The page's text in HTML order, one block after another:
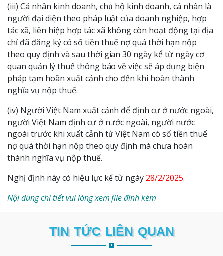
(iii) Cá nhân kinh doanh, chủ hộ kinh doanh, cá nhân là
người đại diện theo pháp luật của doanh nghiệp, hợp
tác xã, liên hiệp hợp tác xã không còn hoạt động tại địa
chỉ đã đăng ký có số tiền thuế nợ quá thời hạn nộp
theo quy định và sau thời gian 30 ngày kể từ ngày cơ
quan quản lý thuế thông báo về việc sẽ áp dụng biện
pháp tạm hoãn xuất cảnh cho đến khi hoàn thành
nghĩa vụ nộp thuế.
(iv) Người Việt Nam xuất cảnh để định cư ở nước ngoài,
người Việt Nam định cư ở nước ngoài, người nước
ngoài trước khi xuất cảnh từ Việt Nam có số tiền thuế
nợ quá thời hạn nộp theo quy định mà chưa hoàn
thành nghĩa vụ nộp thuế.
Nghị định này có hiệu lực kể từ ngày 28/2/2025.
Nội dung chi tiết vui lòng xem file đính kèm
TIN TỨC LIÊN QUAN